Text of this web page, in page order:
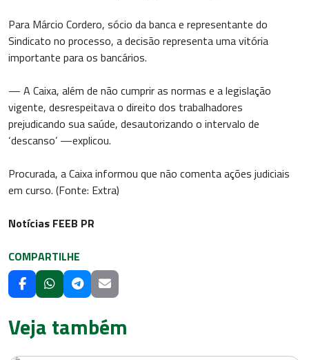
Para Márcio Cordero, sócio da banca e representante do
Sindicato no processo, a decisão representa uma vitória
importante para os bancários.
— A Caixa, além de não cumprir as normas e a legislação
vigente, desrespeitava o direito dos trabalhadores
prejudicando sua saúde, desautorizando o intervalo de
‘descanso’ —explicou.
Procurada, a Caixa informou que não comenta ações judiciais
em curso. (Fonte: Extra)
Notícias FEEB PR
COMPARTILHE
Veja também